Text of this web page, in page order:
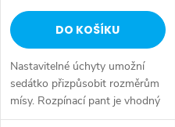
DO KOŠÍKU
Nastavitelné úchyty umožní
sedátko přizpůsobit rozměrům
mísy. Rozpínací pant je vhodný
pro běžný otvor ve WC míse o